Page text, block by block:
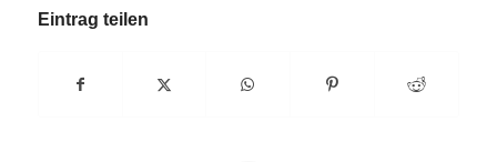
Eintrag teilen